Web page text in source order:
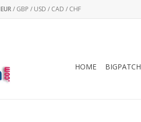
EUR/ GBP / USD / CAD / CHF
HOME BIGPATCH